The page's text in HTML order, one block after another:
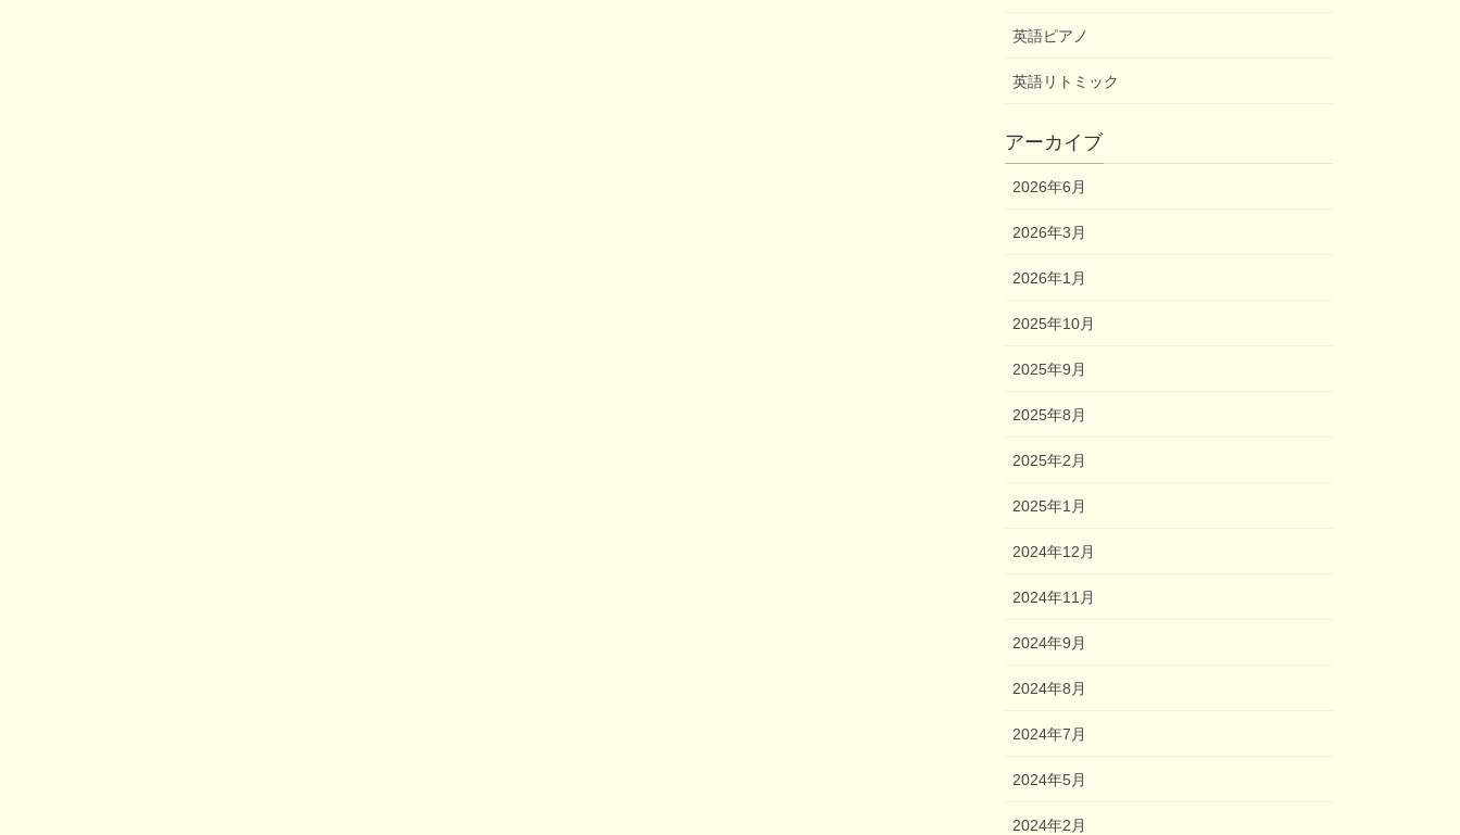
英語ピアノ
英語リトミック
アーカイブ
2026年6月
2026年3月
2026年1月
2025年10月
2025年9月
2025年8月
2025年2月
2025年1月
2024年12月
2024年11月
2024年9月
2024年8月
2024年7月
2024年5月
2024年2月